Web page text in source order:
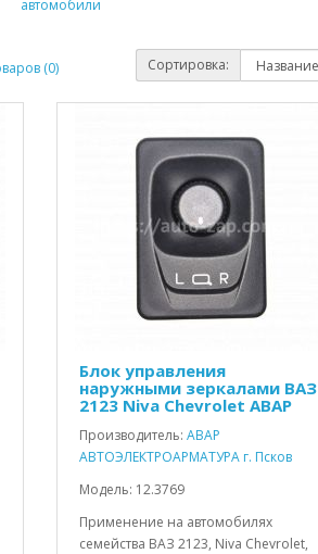
автомобили
(0) Сортировка:
Блок управления
наружными зеркалами ВАЗ
2123 Niva Chevrolet АВАР
Производитель: АВАР
АВТОЭЛЕКТРОАРМАТУРА г. Псков
Модель: 12.3769
Применение на автомобилях
семейства ВАЗ 2123, Niva Chevrolet,